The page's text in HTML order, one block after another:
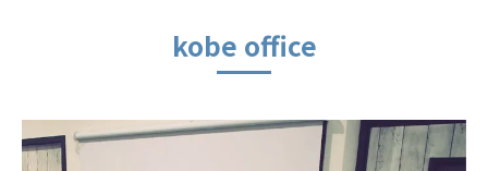
kobe office